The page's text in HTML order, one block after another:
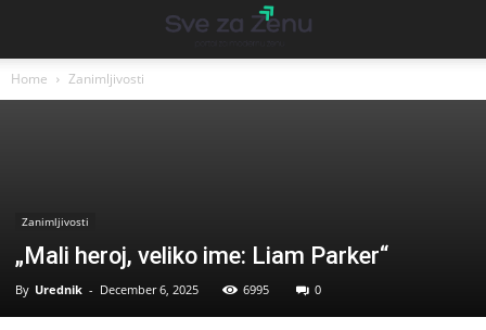
Home Zanimljivosti
Zanimljivosti
„Mali heroj, veliko ime: Liam Parker“
By Urednik - December 6, 2025 6995 0